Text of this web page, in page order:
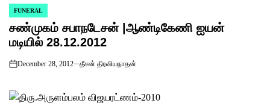
POSTED
IN
FUNERAL
சண்முகம் சபாநடேசன் |ஆண்டிகேணி ஐயன்
மடியில் 28.12.2012
on
December 28, 2012 தீசன் திரவியநாதன்